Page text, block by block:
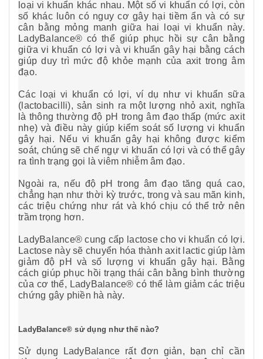
loại vi khuẩn khác nhau. Một số vi khuẩn có lợi, còn
số khác luôn có nguy cơ gây hại tiềm ẩn và có sự
cân bằng mỏng manh giữa hai loại vi khuẩn này.
LadyBalance® có thể giúp phục hồi sự cân bằng
giữa vi khuẩn có lợi và vi khuẩn gây hại bằng cách
giúp duy trì mức độ khỏe mạnh của axit trong âm
đạo.
Các loại vi khuẩn có lợi, ví dụ như vi khuẩn sữa
(lactobacilli), sản sinh ra một lượng nhỏ axit, nghĩa
là thông thường độ pH trong âm đạo thấp (mức axit
nhẹ) và điều này giúp kiểm soát số lượng vi khuẩn
gây hại. Nếu vi khuẩn gây hại không được kiểm
soát, chúng sẽ chế ngự vi khuẩn có lợi và có thể gây
ra tình trạng gọi là viêm nhiễm âm đạo.
Ngoài ra, nếu độ pH trong âm đạo tăng quá cao,
chẳng hạn như thời kỳ trước, trong và sau mãn kinh,
các triệu chứng như rát và khó chịu có thể trở nên
trầm trọng hơn.
LadyBalance® cung cấp lactose cho vi khuẩn có lợi.
Lactose này sẽ chuyển hóa thành axit lactic giúp làm
giảm độ pH và số lượng vi khuẩn gây hại. Bằng
cách giúp phục hồi trạng thái cân bằng bình thường
của cơ thể, LadyBalance® có thể làm giảm các triệu
chứng gây phiền hà này.
LadyBalance® sử dụng như thế nào?
Sử dụng LadyBalance rất đơn giản, bạn chỉ cần